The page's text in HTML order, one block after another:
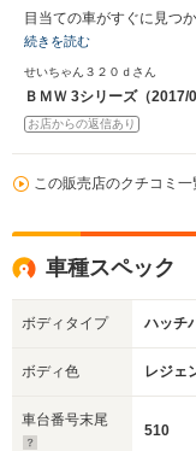
目当ての車がすぐに見つ
続きを読む
せいちゃん３２０ｄさん
ＢＭＷ 3シリーズ（2017/
お店からの返信あり
この販売店のクチコミ
車種スペック
ボディタイプ ハッチ
ボディ色 レジェ
車台番号末尾
510